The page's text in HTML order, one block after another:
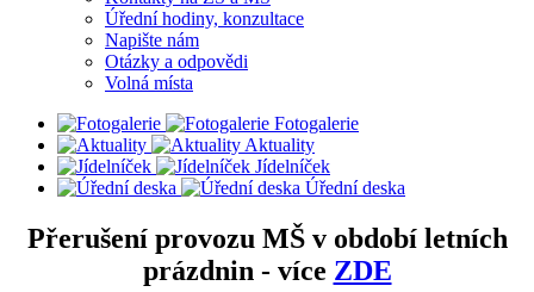
Úřední hodiny, konzultace
Napište nám
Otázky a odpovědi
Volná místa
Fotogalerie
Aktuality
Jídelníček
Úřední deska
Přerušení provozu MŠ v období letních
prázdnin - více ZDE